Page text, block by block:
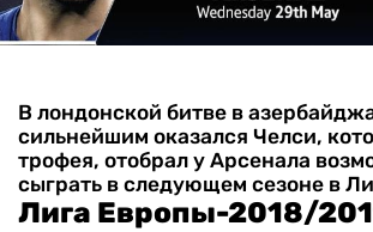
В лондонской битве в
сильнейшим оказался Челси,
трофея, отобрал у Арсенала
сыграть в следующем сезоне в
Лига Европы-2018/